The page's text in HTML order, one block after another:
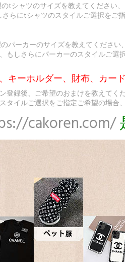
tシャツのサイズを教えてください
らにtシャツのスタイルご選択をご
パーカーのサイズを教えてくださ
しさらにパーカーのスタイルご
ーホルダー、財布、カー
録後、ご希望のおまけを教えて
イルご選択をご指定ご希望の場合
cakoren.com/